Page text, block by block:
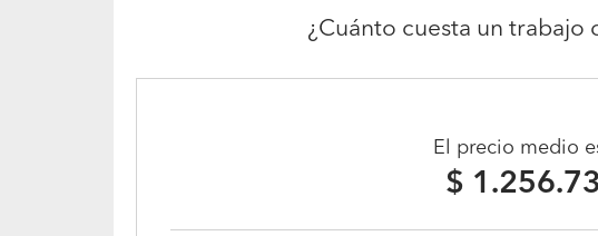
¿Cuánto cuesta un trabajo
El precio medio
$